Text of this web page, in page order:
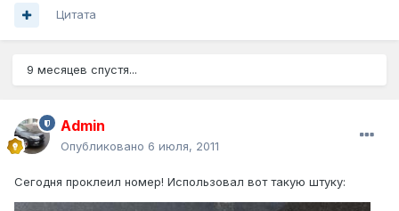
Цитата
9 месяцев спустя...
Admin
Опубликовано 6 июля, 2011
Сегодня проклеил номер! Использовал вот такую штуку: